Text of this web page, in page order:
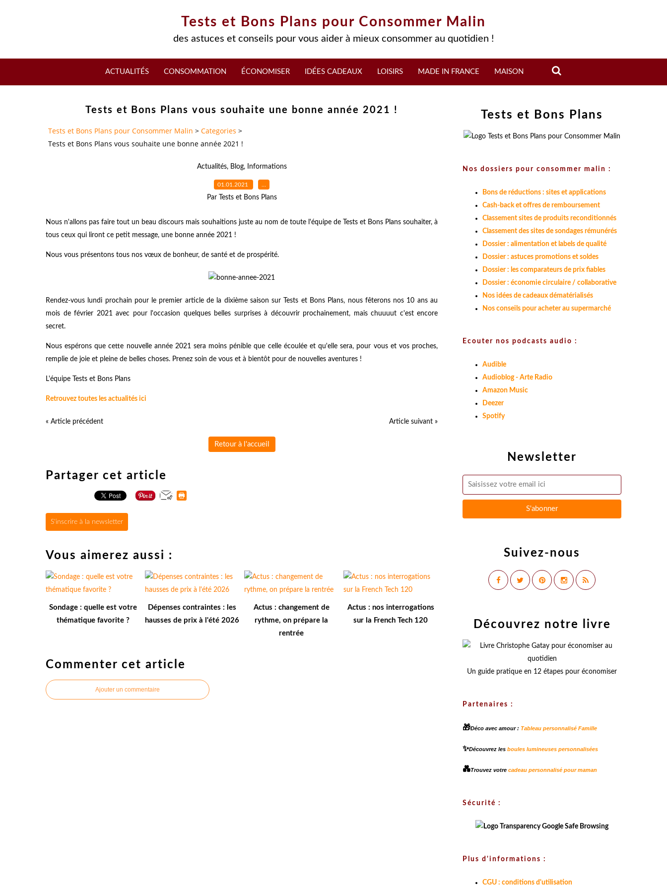
Tests et Bons Plans pour Consommer Malin
des astuces et conseils pour vous aider à mieux consommer au quotidien !
ACTUALITÉS CONSOMMATION ÉCONOMISER IDÉES CADEAUX LOISIRS MADE IN FRANCE MAISON
Tests et Bons Plans vous souhaite une bonne année 2021 !
Tests et Bons Plans pour Consommer Malin > Categories >
Tests et Bons Plans vous souhaite une bonne année 2021 !
Actualités, Blog, Informations
01.01.2021 …
Par Tests et Bons Plans
Nous n'allons pas faire tout un beau discours mais souhaitions juste au nom de toute l'équipe de Tests et Bons Plans souhaiter, à
tous ceux qui liront ce petit message, une bonne année 2021 !
Nous vous présentons tous nos vœux de bonheur, de santé et de prospérité.
Rendez-vous lundi prochain pour le premier article de la dixième saison sur Tests et Bons Plans, nous fêterons nos 10 ans au
mois de février 2021 avec pour l'occasion quelques belles surprises à découvrir prochainement, mais chuuuut c'est encore
secret.
Nous espérons que cette nouvelle année 2021 sera moins pénible que celle écoulée et qu'elle sera, pour vous et vos proches,
remplie de joie et pleine de belles choses. Prenez soin de vous et à bientôt pour de nouvelles aventures !
L'équipe Tests et Bons Plans
Retrouvez toutes les actualités ici
« Article précédent Article suivant »
Retour à l'accueil
Partager cet article
S'inscrire à la newsletter
Vous aimerez aussi :
Sondage : quelle est votre
thématique favorite ?
Dépenses contraintes : les
hausses de prix à l'été 2026
Actus : changement de
rythme, on prépare la
rentrée
Actus : nos interrogations
sur la French Tech 120
Commenter cet article
Ajouter un commentaire
Newsletter
Suivez-nous
Tests et Bons Plans
Nos dossiers pour consommer malin :
Bons de réductions : sites et applications
Cash-back et offres de remboursement
Classement sites de produits reconditionnés
Classement des sites de sondages rémunérés
Dossier : alimentation et labels de qualité
Dossier : astuces promotions et soldes
Dossier : les comparateurs de prix fiables
Dossier : économie circulaire / collaborative
Nos idées de cadeaux dématérialisés
Nos conseils pour acheter au supermarché
Ecouter nos podcasts audio :
Audible
Audioblog - Arte Radio
Amazon Music
Deezer
Spotify
Découvrez notre livre
Un guide pratique en 12 étapes pour économiser
Partenaires :
🎁Déco avec amour : Tableau personnalisé Famille
✨Découvrez les boules lumineuses personnalisées
💑Trouvez votre cadeau personnalisé pour maman
Sécurité :
Plus d'informations :
CGU : conditions d'utilisation